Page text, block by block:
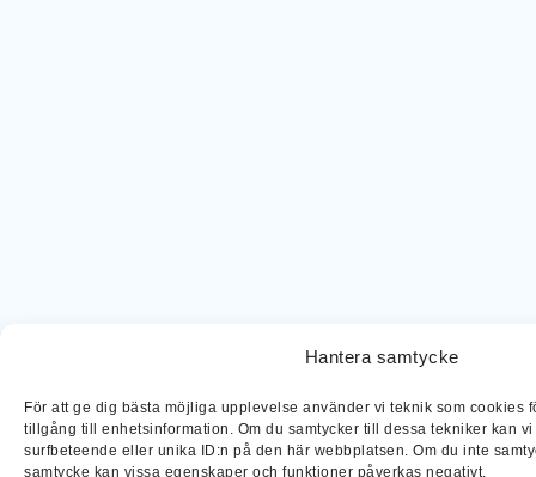
Hantera samtycke
För att ge dig bästa möjliga upplevelse använder vi teknik som cookies
tillgång till enhetsinformation. Om du samtycker till dessa tekniker kan
surfbeteende eller unika ID:n på den här webbplatsen. Om du inte
samtycke kan vissa egenskaper och funktioner påverkas negativt.
Om Zoopit
Integritetspolicy